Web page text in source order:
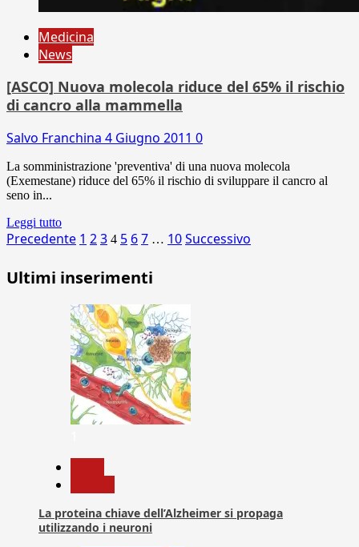
Medicina
News
[ASCO] Nuova molecola riduce del 65% il rischio
di cancro alla mammella
Salvo Franchina 4 Giugno 2011 0
La somministrazione 'preventiva' di una nuova molecola
(Exemestane) riduce del 65% il rischio di sviluppare il cancro al
seno in...
Leggi tutto
Paginazione
degli
articoli
Precedente 1 23 4 5 67 … 10Successivo
Ultimi inserimenti
La proteina chiave dell’Alzheimer si propaga
utilizzando i neuroni